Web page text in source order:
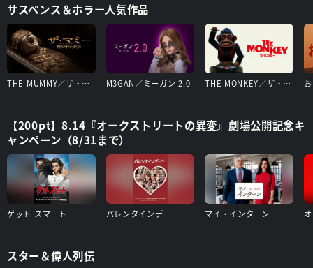
サスペンス＆ホラー人気作品
THE MUMMY／ザ・マミー 棺の中の少女 M3GAN／ミーガン 2.0 THE MONKEY／ザ・モンキー
【200pt】8.14『オークストリートの異変』劇場公開記念キ
ャンペーン（8/31まで）
ゲット スマート バレンタインデー マイ・インターン
スター＆偉人列伝